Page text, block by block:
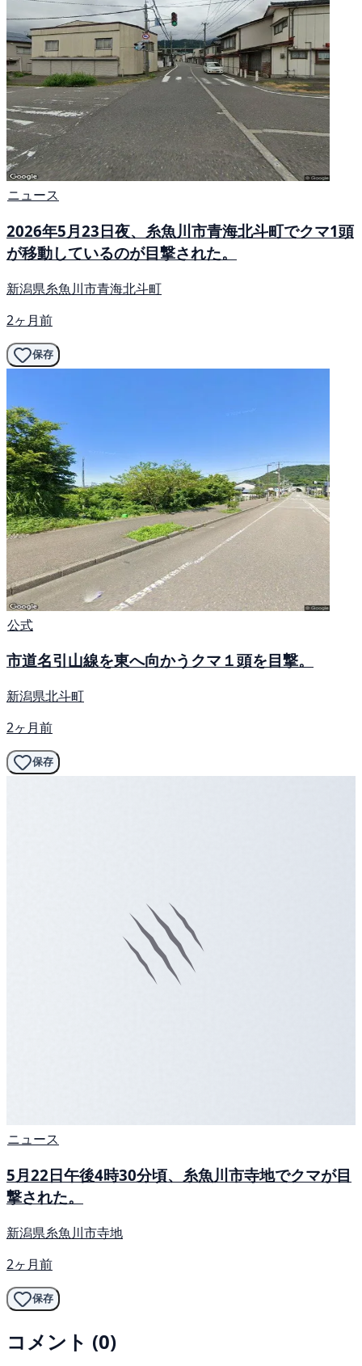
ニュース
2026年5月23日夜、糸魚川市青海北斗町でクマ1頭
が移動しているのが目撃された。
新潟県糸魚川市青海北斗町
2ヶ月前
保存
公式
市道名引山線を東へ向かうクマ１頭を目撃。
新潟県北斗町
2ヶ月前
保存
ニュース
5月22日午後4時30分頃、糸魚川市寺地でクマが目
撃された。
新潟県糸魚川市寺地
2ヶ月前
保存
コメント (0)